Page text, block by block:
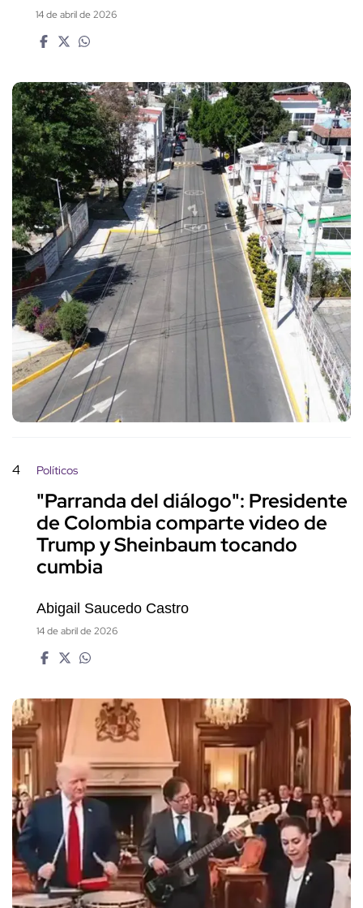
14 de abril de 2026
4 Políticos
"Parranda del diálogo": Presidente
de Colombia comparte video de
Trump y Sheinbaum tocando
cumbia
Abigail Saucedo Castro
14 de abril de 2026